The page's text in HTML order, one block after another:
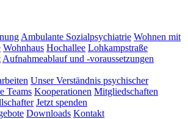
Ambulante Sozialpsychiatrie Wohnen mit
Wohnhaus Hochallee Lohkampstraße
Aufnahmeablauf und -voraussetzungen
Unser Verständnis psychischer
Teams Kooperationen Mitgliedschaften
Jetzt spenden
Downloads Kontakt